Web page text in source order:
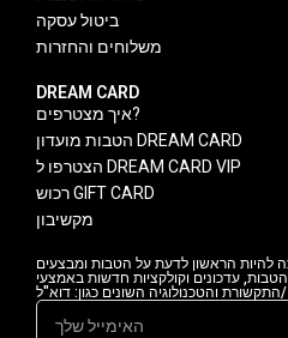
ביטול עסקה
משלוחים והחזרות
DREAM CARD
איך מצטרפים?
הטבות מועדון DREAM CARD
הצטרפו ל DREAM CARD VIP
רכוש GIFT CARD
מקשיבון
עדכונים וקולקציות חדשות באמצעי